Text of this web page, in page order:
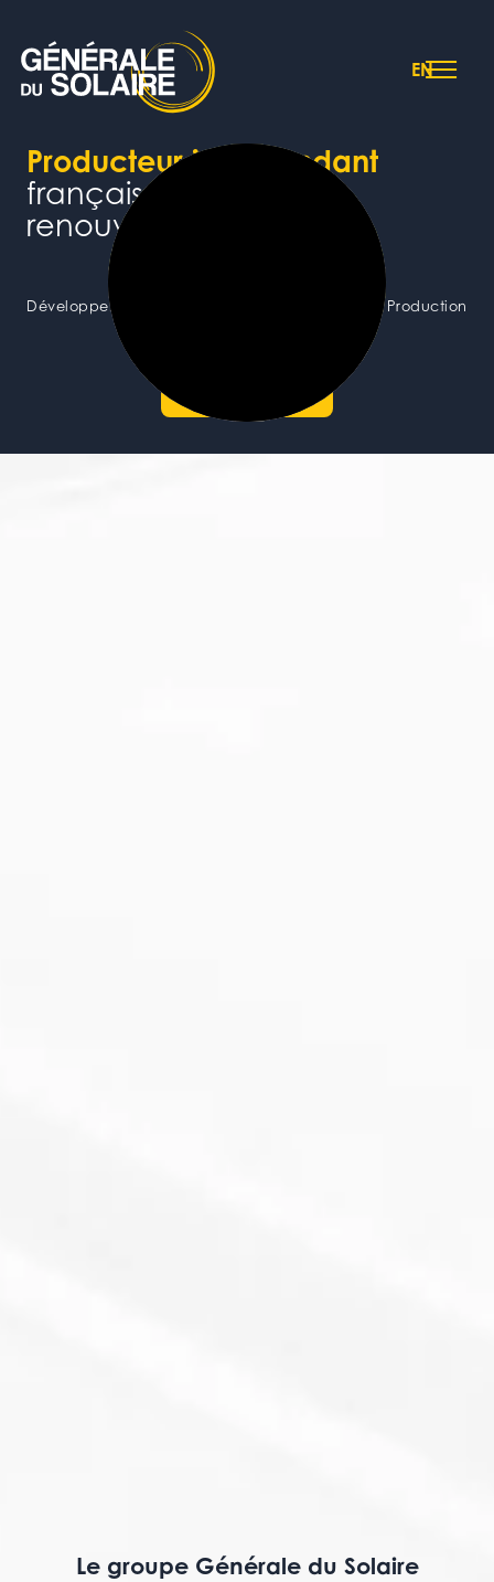
EN
Producteur indépendant
français d’électricité
renouvelable
Développement – Financement – Construction – Production
Le groupe Générale du Solaire